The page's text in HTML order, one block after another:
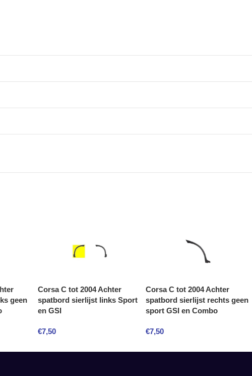
geen
Corsa C tot 2004 Achter
spatbord sierlijst links Sport
en GSI
€7,50
Corsa C tot 2004 Achter
spatbord sierlijst rechts geen
sport GSI en Combo
€7,50